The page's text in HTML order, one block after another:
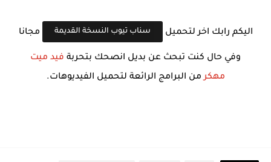
اليكم رابك اخر لتحميل سناب تيوب النسخة القديمة مجانا
وفي حال كنت تبحث عن بديل انصحك بتحربة فيد ميت
مهكرمن البرامج الرائعة لتحميل الفيديوهات.